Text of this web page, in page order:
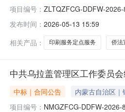
项目编号： ZLTQZFCG-DDFW-
发布时间： 2026-05-13 15:59
相关产品：
印刷服务定点服务 侨法
中共乌拉盖管理区工作委员
中标｜合同公告
内蒙古自治区
项目编号： NMGZFCG-DDFW-2026-